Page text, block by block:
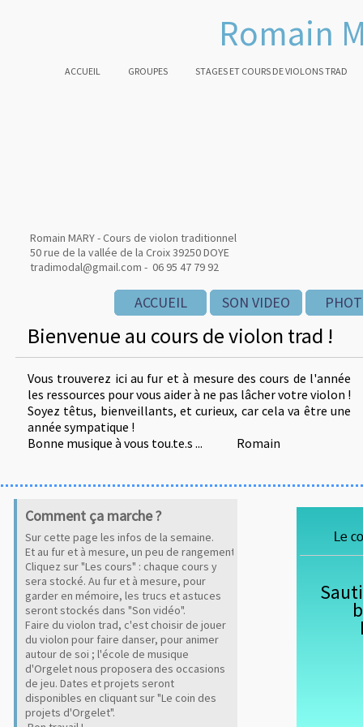
Romain
ACCUEIL GROUPES STAGES ET COURS DE VIOLONS TRAD
Romain MARY - Cours de violon traditionnel
50 rue de la vallée de la Croix 39250 DOYE
tradimodal@gmail.com - 06 95 47 79 92
ACCUEIL
ACCUEIL
ACCUEIL SON VIDEO
SON VIDEO
SON VIDEO
Bienvenue au cours de violon trad !
Vous trouverez ici au fur et à mesure des cours de l'année
les ressources pour vous aider à ne pas lâcher votre violon !
Soyez têtus, bienveillants, et curieux, car cela va être une
année sympatique !
Bonne musique à vous tou.te.s ...
Romain
Comment ça marche ?
Sur cette page les infos de la semaine.
Et au fur et à mesure, un peu de rangement !
Cliquez sur "Les cours" : chaque cours y
sera stocké. Au fur et à mesure, pour
garder en mémoire, les trucs et astuces
seront stockés dans "Son vidéo".
Faire du violon trad, c'est choisir de jouer
du violon pour faire danser, pour animer
autour de soi ; l'école de musique
d'Orgelet nous proposera des occasions
de jeu. Dates et projets seront
disponibles en cliquant sur "Le coin des
projets d'Orgelet".
Comment ça marche ?
Sur cette page les infos de la semaine.
Et au fur et à mesure, un peu de rangement !
Cliquez sur "Les cours" : chaque cours y
sera stocké. Au fur et à mesure, pour
garder en mémoire, les trucs et astuces
seront stockés dans "Son vidéo".
Faire du violon trad, c'est choisir de jouer
du violon pour faire danser, pour animer
autour de soi ; l'école de musique
d'Orgelet nous proposera des occasions
de jeu. Dates et projets seront
disponibles en cliquant sur "Le coin des
projets d'Orgelet".
Comment ça marche ?
Sur cette page les infos de la semaine.
Et au fur et à mesure, un peu de rangement !
Cliquez sur "Les cours" : chaque cours y
sera stocké. Au fur et à mesure, pour
garder en mémoire, les trucs et astuces
seront stockés dans "Son vidéo".
Faire du violon trad, c'est choisir de jouer
du violon pour faire danser, pour animer
autour de soi ; l'école de musique
d'Orgelet nous proposera des occasions
de jeu. Dates et projets seront
disponibles en cliquant sur "Le coin des
projets d'Orgelet".
Le